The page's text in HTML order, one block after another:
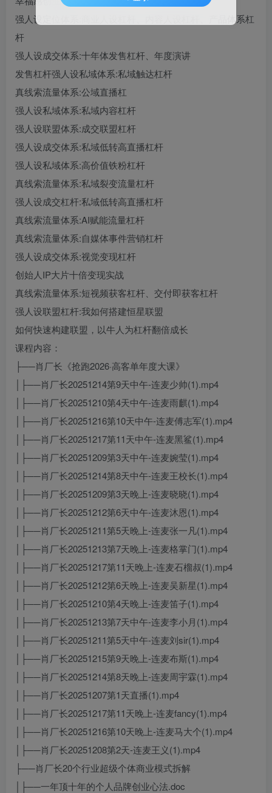
强人设定位体系:商业人设杠杆、内容人设杠杆、产品体系杠
杆
强人设成交体系:十年体发售杠杆、年度演讲
发售杠杆强人设私域体系:私域触达杠杆
真线索流量体系:公域直播杠
强人设私域体系:私域内容杠杆
强人设联盟体系:成交联盟杠杆
强人设成交体系:私域低转高直播杠杆
强人设私域体系:高价值铁粉杠杆
真线索流量体系:私域裂变流量杠杆
强人设成交杠杆:私域低转高直播杠杆
真线索流量体系:AI赋能流量杠杆
真线索流量体系:自媒体事件营销杠杆
强人设成交体系:视觉变现杠杆
创始人IP大片十倍变现实战
真线索流量体系:短视频获客杠杆、交付即获客杠杆
强人设联盟杠杆:我如何搭建恒星联盟
如何快速构建联盟，以牛人为杠杆翻倍成长
课程内容：
├──肖厂长《抢跑2026·高客单年度大课》
│├──肖厂长20251214第9天中午-连麦少帅(1).mp4
│├──肖厂长20251210第4天中午-连麦雨麒(1).mp4
│├──肖厂长20251216第10天中午-连麦傅志军(1).mp4
│├──肖厂长20251217第11天中午-连麦黑鲨(1).mp4
│├──肖厂长20251209第3天中午-连麦婉莹(1).mp4
│├──肖厂长20251214第8天中午-连麦王校长(1).mp4
│├──肖厂长20251209第3天晚上-连麦晓晓(1).mp4
│├──肖厂长20251212第6天中午-连麦沐恩(1).mp4
│├──肖厂长20251211第5天晚上-连麦张一凡(1).mp4
│├──肖厂长20251213第7天晚上-连麦格掌门(1).mp4
│├──肖厂长20251217第11天晚上-连麦石榴叔(1).mp4
│├──肖厂长20251212第6天晚上-连麦吴新星(1).mp4
│├──肖厂长20251210第4天晚上-连麦笛子(1).mp4
│├──肖厂长20251213第7天中午-连麦李小月(1).mp4
│├──肖厂长20251211第5天中午-连麦刘sir(1).mp4
│├──肖厂长20251215第9天晚上-连麦布斯(1).mp4
│├──肖厂长20251214第8天晚上-连麦周宇霖(1).mp4
│├──肖厂长20251207第1天直播(1).mp4
│├──肖厂长20251217第11天晚上-连麦fancy(1).mp4
│├──肖厂长20251216第10天晚上-连麦马大个(1).mp4
│├──肖厂长20251208第2天-连麦王义(1).mp4
├──肖厂长20个行业超级个体商业模式拆解
│├──一年顶十年的个人品牌创业心法.doc